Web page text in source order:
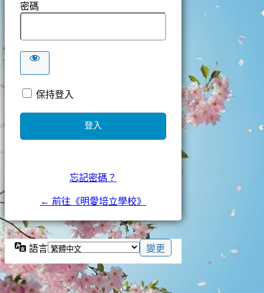
密碼
保持登入
忘記密碼？
← 前往《明愛培立學校》
語言